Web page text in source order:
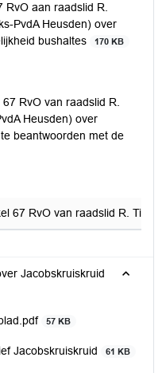
aan raadslid R.
PvdA Heusden) over
bushaltes
170 KB
RvO van raadslid R.
Heusden) over
beantwoorden met de
67 RvO van raadslid R.
Jacobskruiskruid
57 KB
Jacobskruiskruid 61 KB